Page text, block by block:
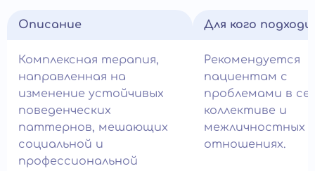
Описание
Комплексная терапия,
направленная на
изменение устойчивых
поведенческих
паттернов, мешающих
социальной и
профессиональной
Для кого
Рекомендуется
пациентам с
проблемами в
коллективе и
межличностных
отношениях.